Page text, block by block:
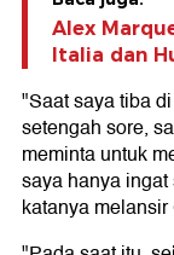
Alex
Italia dan
"Saat saya tiba
setengah sore,
meminta untuk
saya hanya
katanya melansir